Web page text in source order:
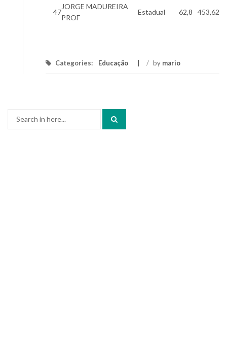
47
JORGE MADUREIRA
PROF
Estadual 62,8 453,62
Categories: Educação / by mario